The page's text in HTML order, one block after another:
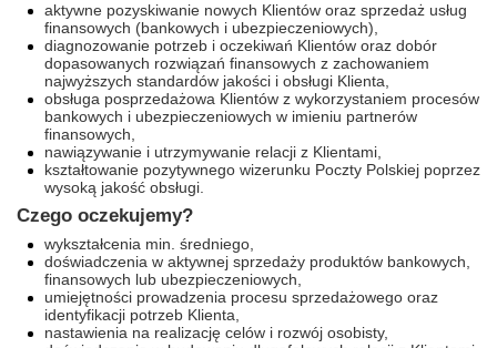
aktywne pozyskiwanie nowych Klientów oraz sprzedaż usług
finansowych (bankowych i ubezpieczeniowych),
diagnozowanie potrzeb i oczekiwań Klientów oraz dobór
dopasowanych rozwiązań finansowych z zachowaniem
najwyższych standardów jakości i obsługi Klienta,
obsługa posprzedażowa Klientów z wykorzystaniem procesów
bankowych i ubezpieczeniowych w imieniu partnerów
finansowych,
nawiązywanie i utrzymywanie relacji z Klientami,
kształtowanie pozytywnego wizerunku Poczty Polskiej poprzez
wysoką jakość obsługi.
Czego oczekujemy?
wykształcenia min. średniego,
doświadczenia w aktywnej sprzedaży produktów bankowych,
finansowych lub ubezpieczeniowych,
umiejętności prowadzenia procesu sprzedażowego oraz
identyfikacji potrzeb Klienta,
nastawienia na realizację celów i rozwój osobisty,